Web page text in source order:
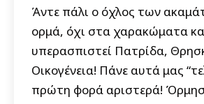
Άντε πάλι ο όχλος των
ορμά, όχι στα χαρακώματα
υπερασπιστεί Πατρίδα,
Οικογένεια! Πάνε αυτά μας
πρώτη φορά αριστερά!